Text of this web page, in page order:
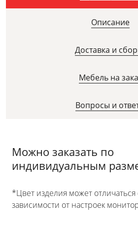
Описание
Доставка и
Мебель на
Вопросы и
Можно заказать по
индивидуальным
*Цвет изделия может
зависимости от настроек